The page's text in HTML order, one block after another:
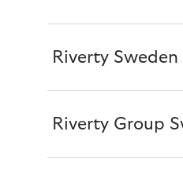
Riverty
Riverty Group